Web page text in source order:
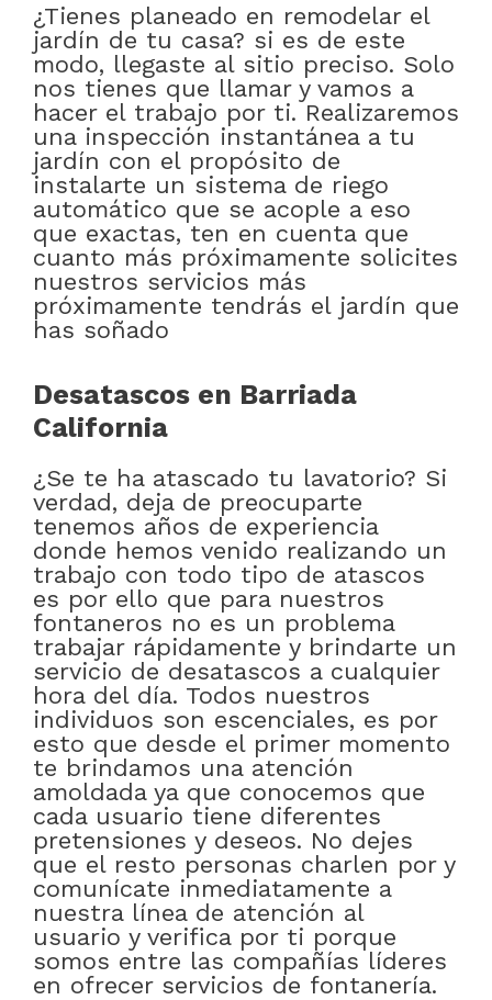
¿Tienes planeado en remodelar el
jardín de tu casa? si es de este
modo, llegaste al sitio preciso. Solo
nos tienes que llamar y vamos a
hacer el trabajo por ti. Realizaremos
una inspección instantánea a tu
jardín con el propósito de
instalarte un sistema de riego
automático que se acople a eso
que exactas, ten en cuenta que
cuanto más próximamente solicites
nuestros servicios más
próximamente tendrás el jardín que
has soñado
Desatascos en Barriada
California
¿Se te ha atascado tu lavatorio? Si
verdad, deja de preocuparte
tenemos años de experiencia
donde hemos venido realizando un
trabajo con todo tipo de atascos
es por ello que para nuestros
fontaneros no es un problema
trabajar rápidamente y brindarte un
servicio de desatascos a cualquier
hora del día. Todos nuestros
individuos son escenciales, es por
esto que desde el primer momento
te brindamos una atención
amoldada ya que conocemos que
cada usuario tiene diferentes
pretensiones y deseos. No dejes
que el resto personas charlen por y
comunícate inmediatamente a
nuestra línea de atención al
usuario y verifica por ti porque
somos entre las compañías líderes
en ofrecer servicios de fontanería.